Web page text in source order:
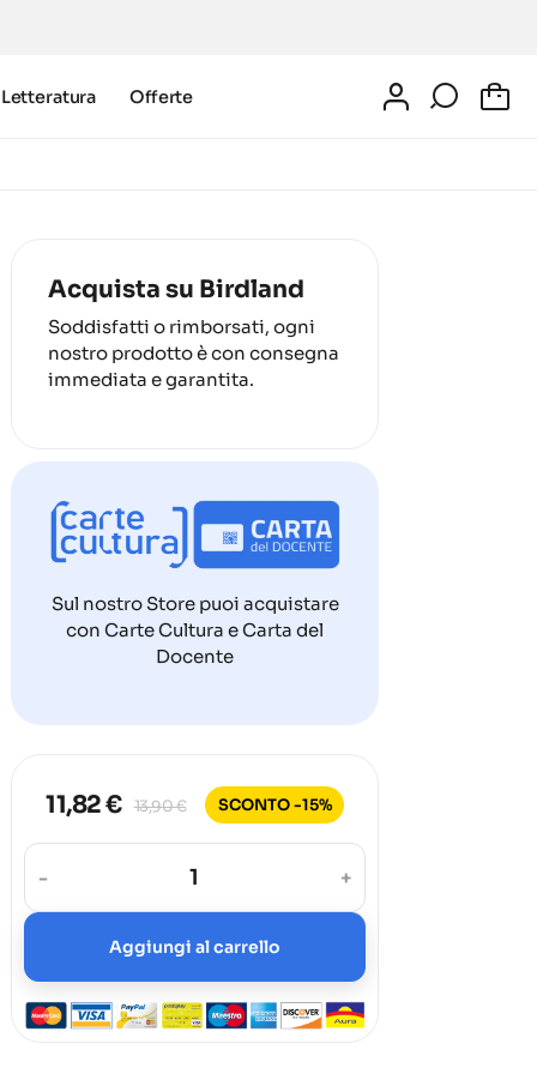
Letteratura Offerte
Acquista su Birdland
Soddisfatti o rimborsati, ogni
nostro prodotto è con consegna
immediata e garantita.
Sul nostro Store puoi acquistare
con Carte Cultura e Carta del
Docente
11,82 € 13,90 € SCONTO -15%
- +
Aggiungi al carrello